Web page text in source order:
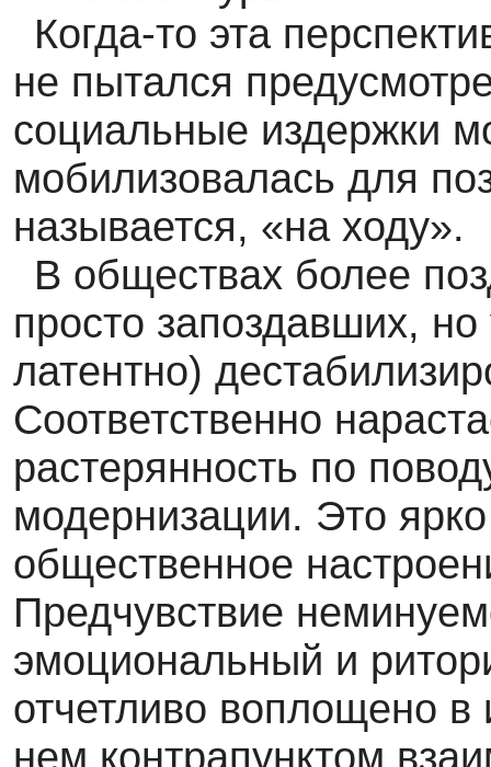
Когда-то эта
не пытался
социальные издержки
мобилизовалась для
называется, «на ходу».
В обществах более
просто запоздавших,
латентно)
Соответственно
растерянность по
модернизации. Это
общественное
Предчувствие
эмоциональный и
отчетливо воплощено в
нем контрапунктом